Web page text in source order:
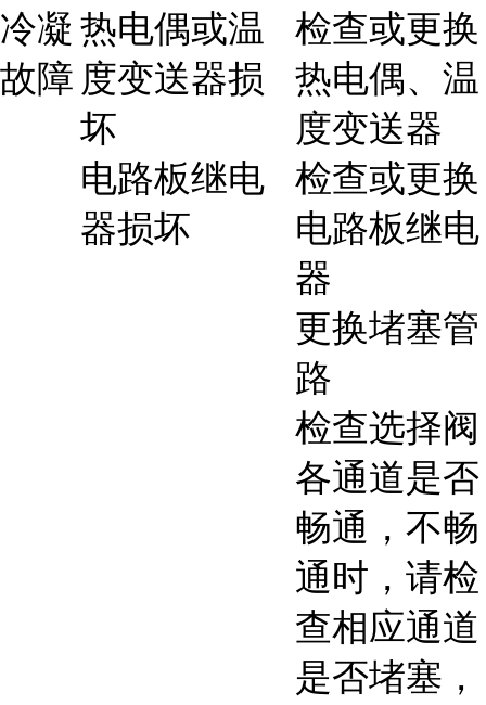
冷凝
故障
热电偶或温
度变送器损
坏
电路板继电
器损坏
检查或更换
热电偶、温
度变送器
检查或更换
电路板继电
器
更换堵塞管
路
检查选择阀
各通道是否
畅通，不畅
通时，请检
查相应通道
是否堵塞，